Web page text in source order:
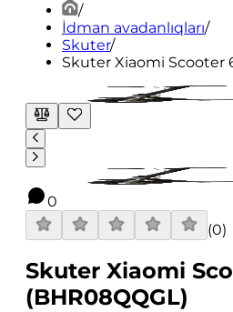
/
İdman avadanlıqları/
Skuter/
Skuter Xiaomi Scooter
0
(0)
Skuter Xiaomi
(BHR08QQGL)